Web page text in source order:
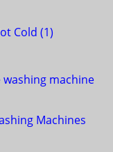
Cold (1)
machine
Machines